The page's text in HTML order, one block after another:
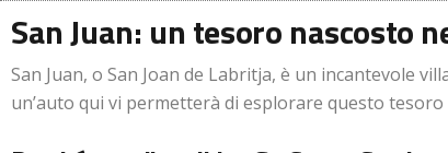
San Juan: un tesoro nascosto
San Juan, o San Joan de Labritja, è un incantevole
un’auto qui vi permetterà di esplorare questo